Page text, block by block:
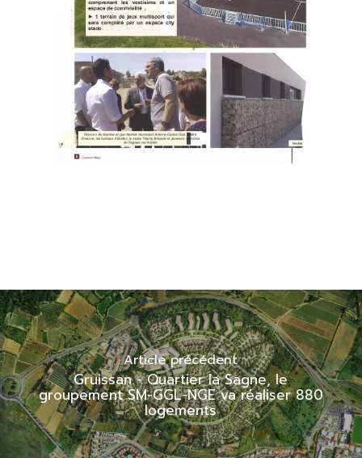
Article précédent
Gruissan - Quartier la Sagne, le
groupement SM-GGL-NGE va réaliser 880
logements